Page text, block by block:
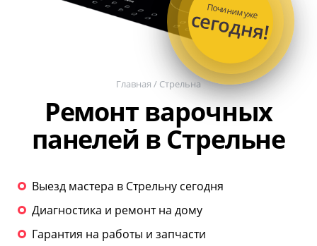
Починим уже
сегодня!
Главная / Стрельна
Ремонт варочных
панелей в Стрельне
Выезд мастера в Стрельну сегодня
Диагностика и ремонт на дому
Гарантия на работы и запчасти